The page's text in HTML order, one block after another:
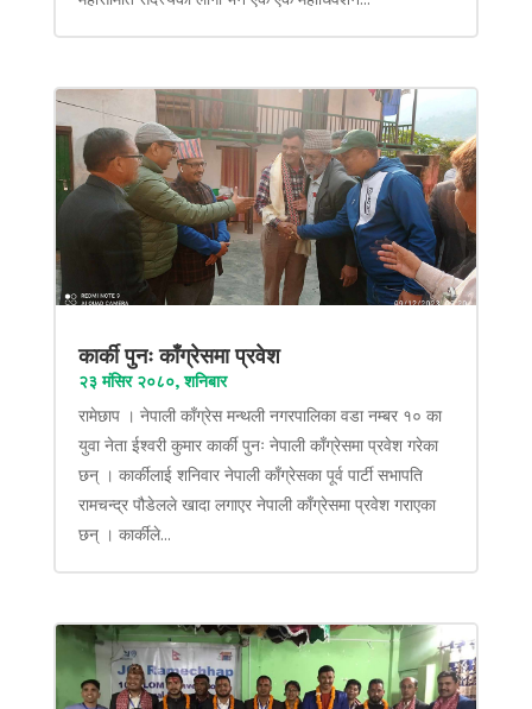
कार्की पुनः काँग्रेसमा प्रवेश
२३ मंसिर २०८०, शनिबार
रामेछाप । नेपाली काँग्रेस मन्थली नगरपालिका वडा नम्बर १० का
युवा नेता ईश्वरी कुमार कार्की पुनः नेपाली काँग्रेसमा प्रवेश गरेका
छन् । कार्कीलाई शनिवार नेपाली काँग्रेसका पूर्व पार्टी सभापति
रामचन्द्र पौडेलले खादा लगाएर नेपाली काँग्रेसमा प्रवेश गराएका
छन् । कार्कीले...